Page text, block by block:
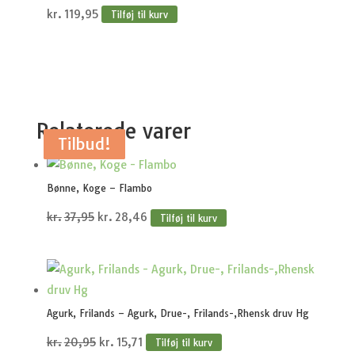
kr. 119,95 Tilføj til kurv
Relaterede varer
Tilbud!
Bønne, Koge – Flambo
kr.37,95 Den
var:
kr. 28,46Den
er:
Tilføj til kurv
Tilbud!
Agurk, Frilands – Agurk, Drue-, Frilands-,Rhensk druv Hg
kr.20,95 Den
kr. 15,71DenTilføj til kurv
Tilbud!
Tilbud!
Tilbud!